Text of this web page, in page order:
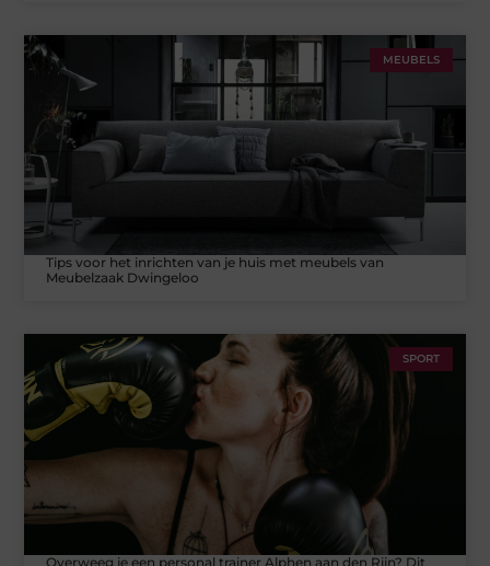
MEUBELS
Tips voor het inrichten van je huis met meubels van
Meubelzaak Dwingeloo
SPORT
Overweeg je een personal trainer Alphen aan den Rijn? Dit